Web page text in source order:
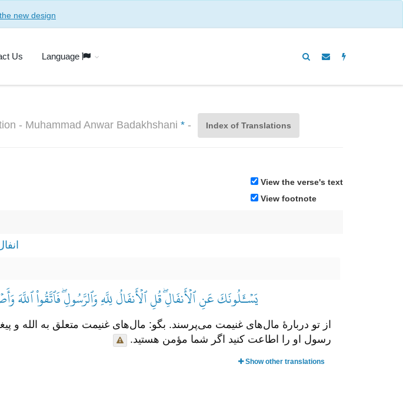
new design
Us Language
- Muhammad Anwar Badakhshani *- Index of Translations
View the verse's text
View footnote
يَسۡـَٔلُونَكَ عَنِ ٱلۡأَنفَالِۖ قُلِ ٱلۡأَنفَالُ لِلَّهِ وَٱلرَّسُولِۖ فَٱتَّقُواْ
از تو دربارۀ مال‌های غنیمت می‌پرسند. بگو: مال‌های غنیمت متعلق به الله و
رسول او را اطاعت کنید اگر شما مؤمن هستید.
Show other translations